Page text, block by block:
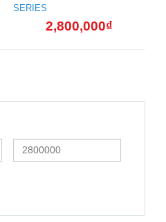
SERIES
2,800,000₫
Giá